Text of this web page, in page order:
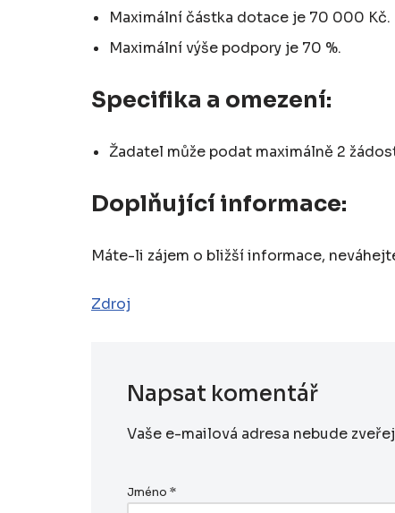
Maximální částka dotace je 70 000 Kč.
Maximální výše podpory je 70 %.
Specifika a omezení:
Žadatel může podat maximálně 2
Doplňující informace:
Máte-li zájem o bližší informace,
Zdroj
Napsat komentář
Vaše e-mailová adresa nebude
Jméno *